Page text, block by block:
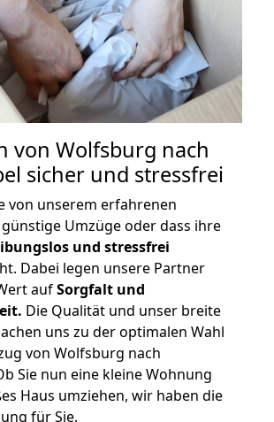
von Wolfsburg nach
sicher und stressfrei
von unserem erfahrenen
Umzüge oder dass ihre
und stressfrei
Dabei legen unsere Partner
aufSorgfalt und
Die Qualität und unser breite
uns zu der optimalen Wahl
von Wolfsburg nach
Sie nun eine kleine Wohnung
Haus umziehen, wir haben die
für Sie.